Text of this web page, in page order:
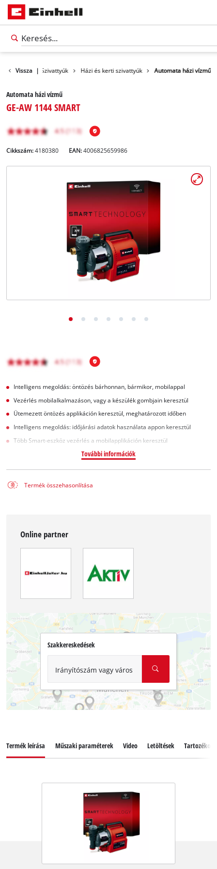
Vissza |
Termékek Szivattyúk Házi és kerti szivattyúk Automata házi vízmű
Automata házi vízmű
GE-AW 1144 SMART
Cikkszám: 4180380 EAN:4006825659986
Intelligens megoldás: öntözés bárhonnan, bármikor, mobilappal
Vezérlés mobilalkalmazáson, vagy a készülék gombjain keresztül
Ütemezett öntözés applikáción keresztül, meghatározott időben
Intelligens megoldás: időjárási adatok használata appon keresztül
Több Smart-eszköz vezérlés a mobilapplikáción keresztül
További információk
Termék összehasonlítása
Online partner
Szakkereskedések
Irányítószám vagy város
Termék leírása Műszaki paraméterek Video Letöltések Tartozékok